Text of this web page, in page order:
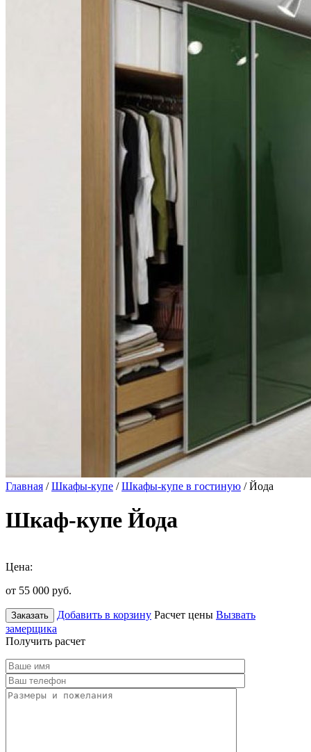
Главная /Шкафы-купе /Шкафы-купе в гостиную / Йода
Шкаф-купе Йода
Цена:
от 55 000 руб.
Заказать Добавить в корзину Расчет цены Вызвать
замерщика
Получить расчет